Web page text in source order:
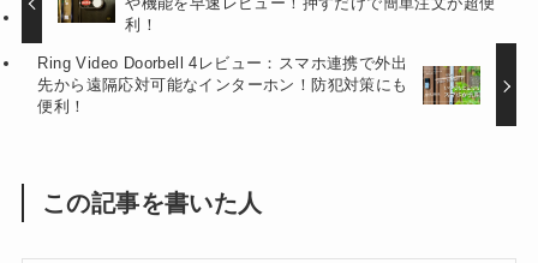
利！
Ring Video Doorbell 4レビュー：スマホ連携で外出
先から遠隔応対可能なインターホン！防犯対策にも
便利！
この記事を書いた人